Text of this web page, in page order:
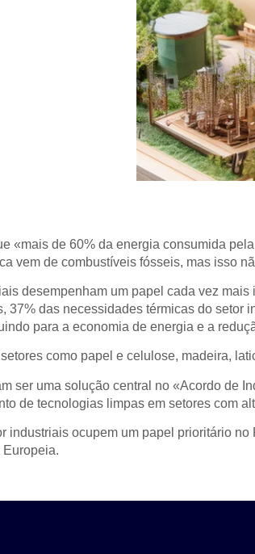
«mais de 60% da energia consumida
vem de combustíveis fósseis, mas isso
desempenham um papel cada vez
37% das necessidades térmicas do
para a economia de energia e a
como papel e celulose, madeira,
ser uma solução central no «Acordo de
de tecnologias limpas em setores com
ocupem um papel prioritário